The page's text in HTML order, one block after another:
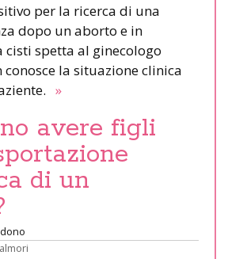
per la ricerca di una
dopo un aborto e in
cisti spetta al ginecologo
conosce la situazione clinica
»
avere figli
di un